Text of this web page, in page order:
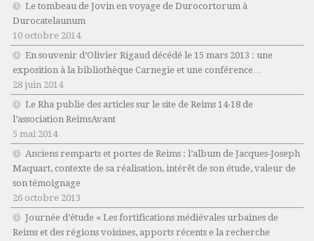
Le tombeau de Jovin en voyage de Durocortorum à
Durocatelaunum
10 octobre 2014
En souvenir d’Olivier Rigaud décédé le 15 mars 2013 : une
exposition à la bibliothèque Carnegie et une conférence…
28 juin 2014
Le Rha publie des articles sur le site de Reims 14-18 de
l’association ReimsAvant
5 mai 2014
Anciens remparts et portes de Reims : l’album de Jacques-Joseph
Maquart, contexte de sa réalisation, intérêt de son étude, valeur de
son témoignage
26 octobre 2013
Journée d’étude « Les fortifications médiévales urbaines de
Reims et des régions voisines, apports récents e la recherche